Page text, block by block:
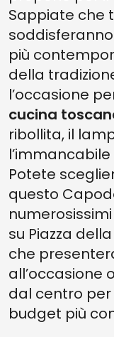
Sappiate che
più
della
l’occasione
cucina
ribollita, il
Potete
questo
su Piazza
che
all’occasione
dal centro per
budget più